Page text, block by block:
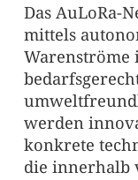
Das AuLoRa-
mittels
Warenströme
werden
konkrete
die innerhalb